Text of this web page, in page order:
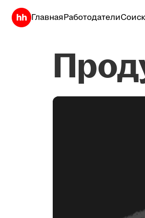
ГлавнаяРаботодатели